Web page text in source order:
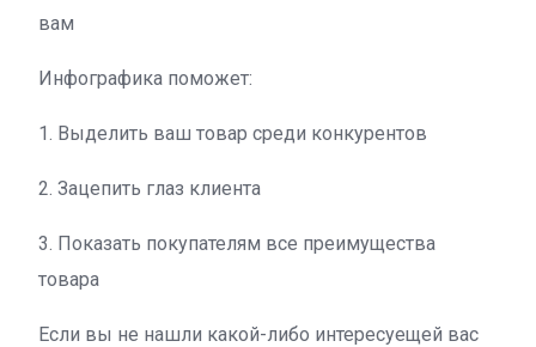
вам
Инфографика поможет:
1. Выделить ваш товар среди конкурентов
2. Зацепить глаз клиента
3. Показать покупателям все преимущества
товара
Если вы не нашли какой-либо интересуещей вас